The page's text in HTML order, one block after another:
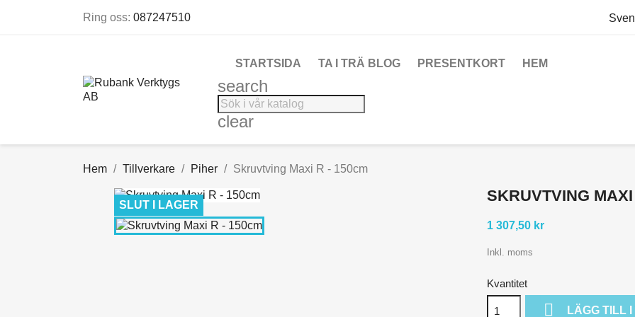
Ring oss: 087247510
STARTSIDA TA I TRÄ BLOG PRESENTKORT HEM
search
clear
Hem Tillverkare Piher Skruvtving Maxi R - 150cm
SLUT I LAGER
SKRUVTVING
1 307,50 kr
Inkl. moms
Kvantitet
 LÄGG TILL